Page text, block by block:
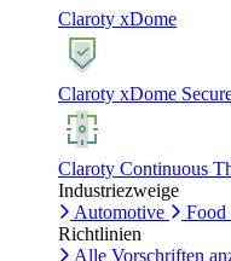
Claroty xDome
Claroty xDome
Claroty Continuous
Industriezweige
Automotive
Food
Richtlinien
Alle Vorschriften